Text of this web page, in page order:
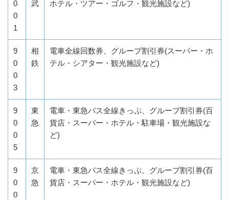
0
0
1
武 ホテル・ツアー・ゴルフ・観光施設など)
9
0
0
3
相
鉄
電車全線回数券、グループ割引券(スーパー・ホ
テル・シアター・観光施設など)
9
0
0
5
東
急
電車・東急バス全線きっぷ、グループ割引券(百
貨店・スーパー・ホテル・駐車場・観光施設な
ど)
9
0
0
京
急
電車・東急バス全線きっぷ、グループ割引券(百
貨店・スーパー・ホテル・観光施設など)